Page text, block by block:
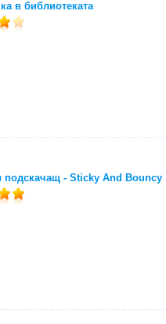
в библиотеката
подскачащ - Sticky And Bouncy